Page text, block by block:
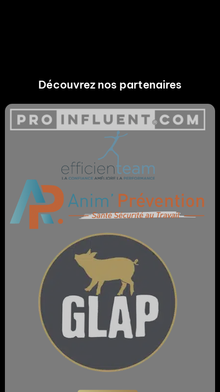
Découvrez nos partenaires